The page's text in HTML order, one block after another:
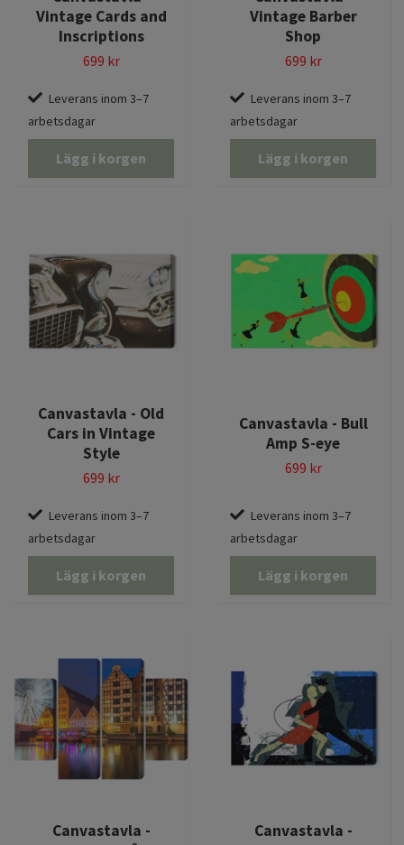
Vintage Cards and
Inscriptions
699 kr
Leverans inom 3–7
arbetsdagar
Lägg i korgen
Vintage Barber
Shop
699 kr
Leverans inom 3–7
arbetsdagar
Lägg i korgen
Canvastavla - Old
Cars in Vintage
Style
699 kr
Leverans inom 3–7
arbetsdagar
Lägg i korgen
Canvastavla - Bull
Amp S-eye
699 kr
Leverans inom 3–7
arbetsdagar
Lägg i korgen
Canvastavla -
Canvastavla -